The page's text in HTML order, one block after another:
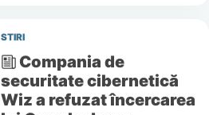
STIRI
Compania de
securitate cibernetică
Wiz a refuzat încercarea